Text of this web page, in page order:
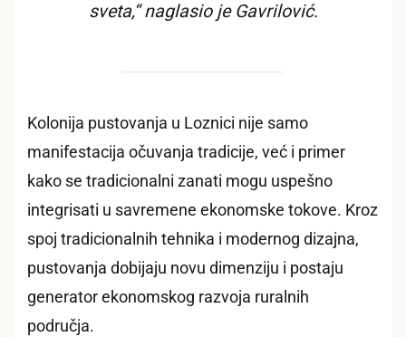
sveta,“ naglasio je Gavrilović.
Kolonija pustovanja u Loznici nije samo
manifestacija očuvanja tradicije, već i primer
kako se tradicionalni zanati mogu uspešno
integrisati u savremene ekonomske tokove. Kroz
spoj tradicionalnih tehnika i modernog dizajna,
pustovanja dobijaju novu dimenziju i postaju
generator ekonomskog razvoja ruralnih
područja.